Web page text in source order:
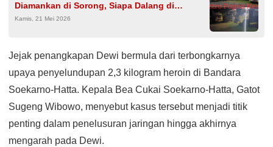
Diamankan di Sorong, Siapa Dalang di
Baliknya?
Kamis, 21 Mei 2026
Jejak penangkapan Dewi bermula dari terbongkarnya
upaya penyelundupan 2,3 kilogram heroin di Bandara
Soekarno-Hatta. Kepala Bea Cukai Soekarno-Hatta, Gatot
Sugeng Wibowo, menyebut kasus tersebut menjadi titik
penting dalam penelusuran jaringan hingga akhirnya
mengarah pada Dewi.